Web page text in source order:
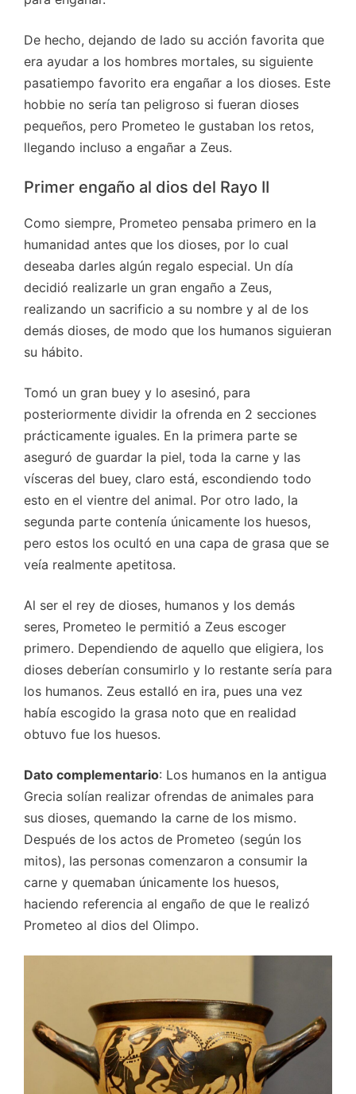
De hecho, dejando de lado su acción favorita que
era ayudar a los hombres mortales, su siguiente
pasatiempo favorito era engañar a los dioses. Este
hobbie no sería tan peligroso si fueran dioses
pequeños, pero Prometeo le gustaban los retos,
llegando incluso a engañar a Zeus.
Primer engaño al dios del Rayo II
Como siempre, Prometeo pensaba primero en la
humanidad antes que los dioses, por lo cual
deseaba darles algún regalo especial. Un día
decidió realizarle un gran engaño a Zeus,
realizando un sacrificio a su nombre y al de los
demás dioses, de modo que los humanos siguieran
su hábito.
Tomó un gran buey y lo asesinó, para
posteriormente dividir la ofrenda en 2 secciones
prácticamente iguales. En la primera parte se
aseguró de guardar la piel, toda la carne y las
vísceras del buey, claro está, escondiendo todo
esto en el vientre del animal. Por otro lado, la
segunda parte contenía únicamente los huesos,
pero estos los ocultó en una capa de grasa que se
veía realmente apetitosa.
Al ser el rey de dioses, humanos y los demás
seres, Prometeo le permitió a Zeus escoger
primero. Dependiendo de aquello que eligiera, los
dioses deberían consumirlo y lo restante sería para
los humanos. Zeus estalló en ira, pues una vez
había escogido la grasa noto que en realidad
obtuvo fue los huesos.
Dato complementario: Los humanos en la antigua
Grecia solían realizar ofrendas de animales para
sus dioses, quemando la carne de los mismo.
Después de los actos de Prometeo (según los
mitos), las personas comenzaron a consumir la
carne y quemaban únicamente los huesos,
haciendo referencia al engaño de que le realizó
Prometeo al dios del Olimpo.